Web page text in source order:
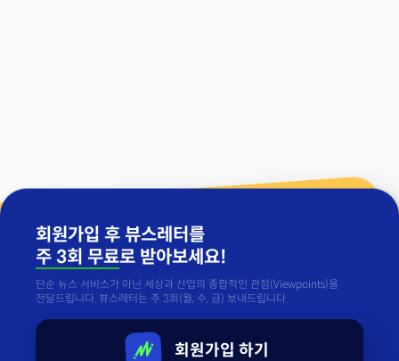
회원가입 후 뷰스레터를
주 3회 무료로 받아보세요!
단순 뉴스 서비스가 아닌 세상과 산업의 종합적인 관점(Viewpoints)을
전달드립니다. 뷰스레터는 주 3회(월, 수, 금) 보내드립니다.
회원가입 하기